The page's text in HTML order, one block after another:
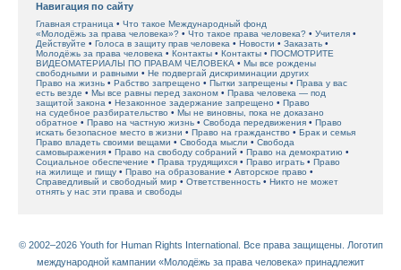
Навигация по сайту
Главная страница
Что такое Международный фонд
«Молодёжь за права человека»?
Что такое права человека?
Учителя
Действуйте
Голоса в защиту прав человека Новости
Заказать
Молодёжь за права человека
Контакты Контакты
ПОСМОТРИТЕ
ВИДЕОМАТЕРИАЛЫ ПО ПРАВАМ ЧЕЛОВЕКА
Мы все рождены
свободными и равными
Не подвергай дискриминации других
Право на жизнь
Рабство запрещено Пытки запрещены
Права у вас
есть везде
Мы все равны перед законом
Права человека — под
защитой закона
Незаконное задержание запрещено
Право
на судебное разбирательство
Мы не виновны, пока не доказано
обратное
Право на частную жизнь Свобода передвижения
Право
искать безопасное место в жизни
Право на гражданство
Брак и семья
Право владеть своими вещами
Свобода мысли
Свобода
самовыражения
Право на свободу собраний
Право на демократию
Социальное обеспечение
Права трудящихся Право играть
Право
на жилище и пищу
Право на образование
Авторское право
Справедливый и свободный мир
Ответственность
Никто не может
отнять у нас эти права и свободы
© 2002–2026 Youth for Human Rights International. Все права защищены. Логотип
международной кампании «Молодёжь за права человека» принадлежит